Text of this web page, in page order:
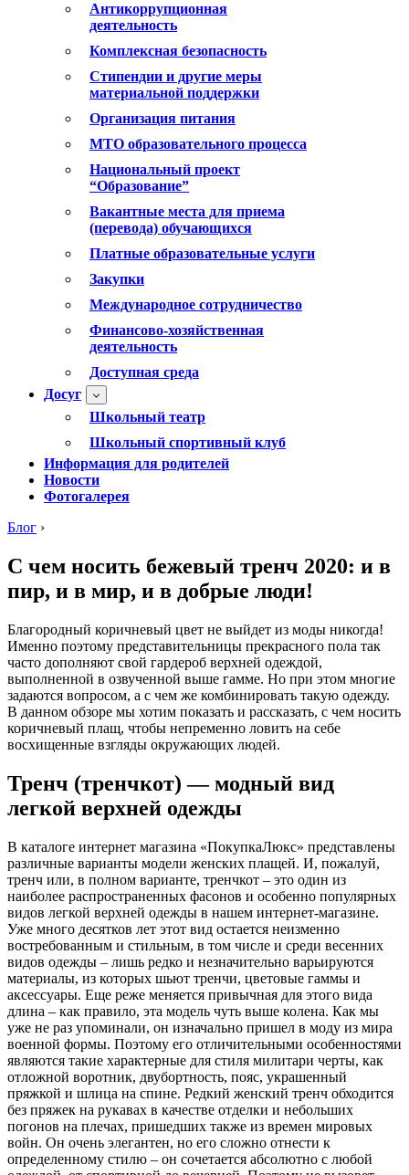
Антикоррупционная
деятельность
Комплексная безопасность
Стипендии и другие меры
материальной поддержки
Организация питания
МТО образовательного процесса
Национальный проект
“Образование”
Вакантные места для приема
(перевода) обучающихся
Платные образовательные услуги
Закупки
Международное сотрудничество
Финансово-хозяйственная
деятельность
Доступная среда
Досуг
Школьный театр
Школьный спортивный клуб
Информация для родителей
Новости
Фотогалерея
Блог ›
С чем носить бежевый тренч 2020: и в
пир, и в мир, и в добрые люди!
Благородный коричневый цвет не выйдет из моды никогда!
Именно поэтому представительницы прекрасного пола так
часто дополняют свой гардероб верхней одеждой,
выполненной в озвученной выше гамме. Но при этом многие
задаются вопросом, а с чем же комбинировать такую одежду.
В данном обзоре мы хотим показать и рассказать, с чем носить
коричневый плащ, чтобы непременно ловить на себе
восхищенные взгляды окружающих людей.
Тренч (тренчкот) — модный вид
легкой верхней одежды
В каталоге интернет магазина «ПокупкаЛюкс» представлены
различные варианты модели женских плащей. И, пожалуй,
тренч или, в полном варианте, тренчкот – это один из
наиболее распространенных фасонов и особенно популярных
видов легкой верхней одежды в нашем интернет-магазине.
Уже много десятков лет этот вид остается неизменно
востребованным и стильным, в том числе и среди весенних
видов одежды – лишь редко и незначительно варьируются
материалы, из которых шьют тренчи, цветовые гаммы и
аксессуары. Еще реже меняется привычная для этого вида
длина – как правило, эта модель чуть выше колена. Как мы
уже не раз упоминали, он изначально пришел в моду из мира
военной формы. Поэтому его отличительными особенностями
являются такие характерные для стиля милитари черты, как
отложной воротник, двубортность, пояс, украшенный
пряжкой и шлица на спине. Редкий женский тренч обходится
без пряжек на рукавах в качестве отделки и небольших
погонов на плечах, пришедших также из времен мировых
войн. Он очень элегантен, но его сложно отнести к
определенному стилю – он сочетается абсолютно с любой